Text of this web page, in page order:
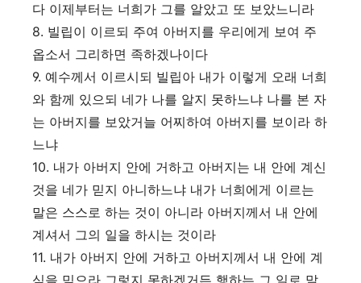
다 이제부터는 너희가 그를 알았고 또 보았느니라
8. 빌립이 이르되 주여 아버지를 우리에게 보여 주
옵소서 그리하면 족하겠나이다
9. 예수께서 이르시되 빌립아 내가 이렇게 오래 너희
와 함께 있으되 네가 나를 알지 못하느냐 나를 본 자
는 아버지를 보았거늘 어찌하여 아버지를 보이라 하
느냐
10. 내가 아버지 안에 거하고 아버지는 내 안에 계신
것을 네가 믿지 아니하느냐 내가 너희에게 이르는
말은 스스로 하는 것이 아니라 아버지께서 내 안에
계셔서 그의 일을 하시는 것이라
11. 내가 아버지 안에 거하고 아버지께서 내 안에 계